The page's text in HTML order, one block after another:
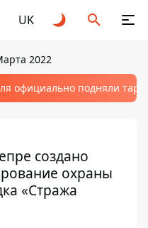
UK
2022
официально подняли
создано
охраны
«Стража